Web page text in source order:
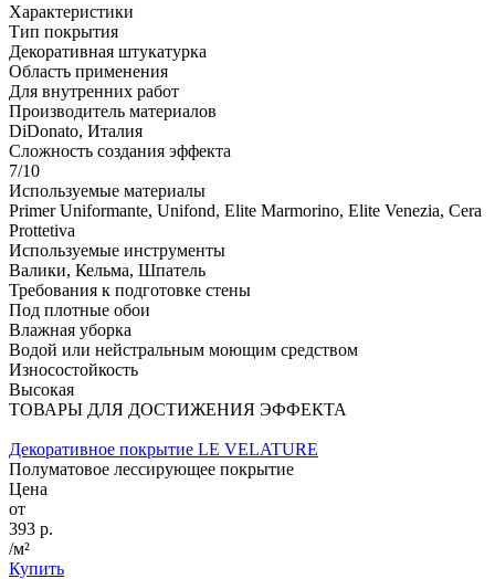
Характеристики
Тип покрытия
Декоративная штукатурка
Область применения
Для внутренних работ
Производитель материалов
DiDonato, Италия
Сложность создания эффекта
7/10
Используемые материалы
Primer Uniformante, Unifond, Elite Marmorino, Elite Venezia, Cera
Prottetiva
Используемые инструменты
Валики, Кельма, Шпатель
Требования к подготовке стены
Под плотные обои
Влажная уборка
Водой или нейстральным моющим средством
Износостойкость
Высокая
ТОВАРЫ ДЛЯ ДОСТИЖЕНИЯ ЭФФЕКТА
Декоративное покрытие LE VELATURE
Полуматовое лессирующее покрытие
Цена
от
393 р.
/м²
Купить